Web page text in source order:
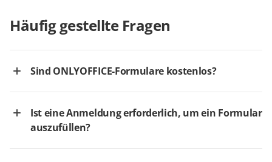
Häufig gestellte Fragen
Sind ONLYOFFICE-Formulare kostenlos?
Ist eine Anmeldung erforderlich, um ein Formular
auszufüllen?